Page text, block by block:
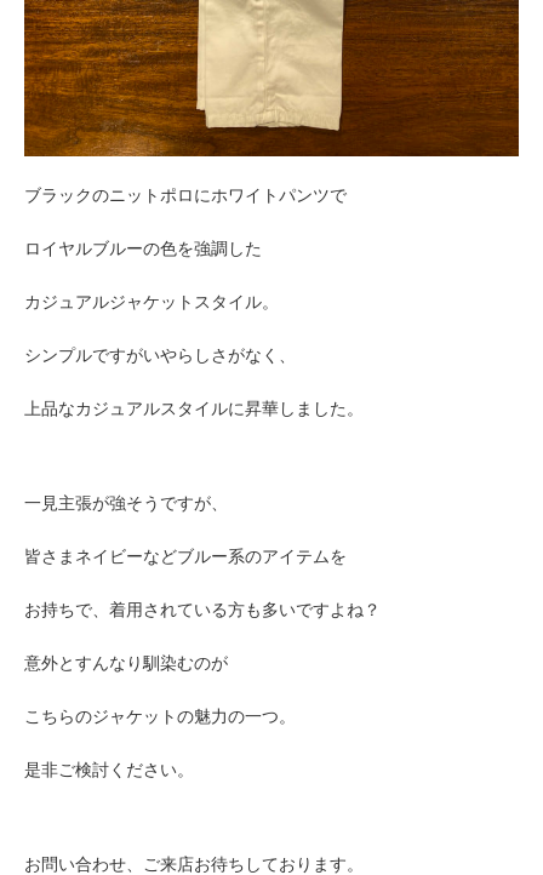
ブラックのニットポロにホワイトパンツで
ロイヤルブルーの色を強調した
カジュアルジャケットスタイル。
シンプルですがいやらしさがなく、
上品なカジュアルスタイルに昇華しました。
一見主張が強そうですが、
皆さまネイビーなどブルー系のアイテムを
お持ちで、着用されている方も多いですよね？
意外とすんなり馴染むのが
こちらのジャケットの魅力の一つ。
是非ご検討ください。
お問い合わせ、ご来店お待ちしております。